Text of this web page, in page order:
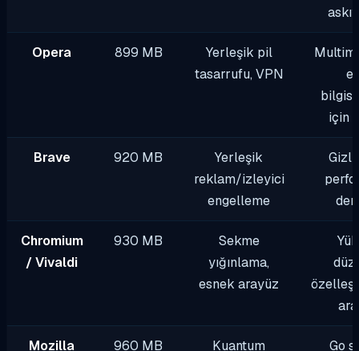
Opera 899 MB
Yerleşik pil
tasarrufu, VPN
için
Brave 920 MB
Yerleşik
reklam/izleyici
engelleme
Chromium
/ Vivaldi
930 MB
Sekme
yığınlama,
esnek arayüz
Mozilla
960 MB
Kuantum
Go